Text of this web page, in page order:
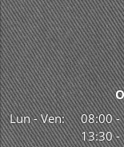
Lun - Ven:
08:00 -
13:30 -